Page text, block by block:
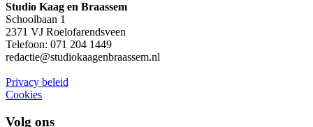
Studio Kaag en Braassem
Schoolbaan 1
2371 VJ Roelofarendsveen
Telefoon: 071 204 1449
redactie@studiokaag​enbraassem.nl
Privacy beleid
Cookies
Volg ons